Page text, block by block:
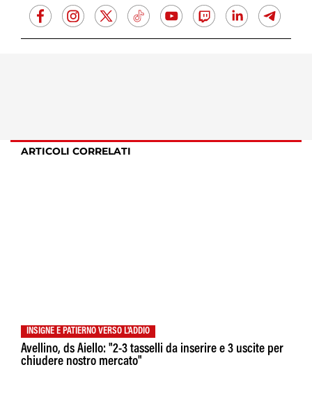
ARTICOLI CORRELATI
INSIGNE E PATIERNO VERSO L'ADDIO
Avellino, ds Aiello: "2-3 tasselli da inserire e 3 uscite per
chiudere nostro mercato"